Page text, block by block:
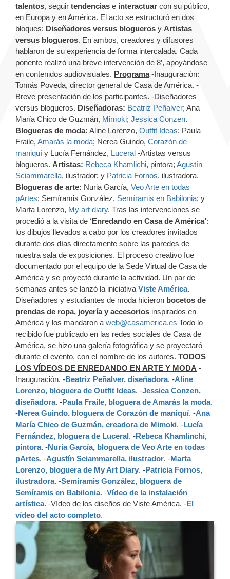
talentos, seguir tendencias e interactuar con su público,
en Europa y en América. El acto se estructuró en dos
bloques: Diseñadores versus blogueros y Artistas
versus blogueros. En ambos, creadores y difusores
hablaron de su experiencia de forma intercalada. Cada
ponente realizó una breve intervención de 8’, apoyándose
en contenidos audiovisuales. Programa-Inauguración:
Tomás Poveda, director general de Casa de América. -
Breve presentación de los participantes. -Diseñadores
versus blogueros. Diseñadoras: Beatriz Peñalver; Ana
María Chico de Guzmán, Mimoki; Jessica Conzen.
Blogueras de moda: Aline Lorenzo, Outfit Ideas; Paula
Fraile, Amarás la moda; Nerea Guindo, Corazón de
maniquí y Lucía Fernández, Luceral -Artistas versus
blogueros. Artistas: Rebeca Khamlichi, pintora; Agustín
Sciammarella, ilustrador; y Patricia Fornos, ilustradora.
Blogueras de arte: Nuria García, Veo Arte en todas
pArtes; Semíramis González, Semíramis en Babilonia; y
Marta Lorenzo, My art diary. Tras las intervenciones se
procedió a la visita de ‘Enredando en Casa de América’:
los dibujos llevados a cabo por los creadores invitados
durante dos días directamente sobre las paredes de
nuestra sala de exposiciones. El proceso creativo fue
documentado por el equipo de la Sede Virtual de Casa de
América y se proyectó durante la actividad. Un par de
semanas antes se lanzó la iniciativa Viste América.
Diseñadores y estudiantes de moda hicieron bocetos de
prendas de ropa, joyería y accesorios inspirados en
América y los mandaron a web@casamerica.es Todo lo
recibido fue publicado en las redes sociales de Casa de
América, se hizo una galería fotográfica y se proyectaró
durante el evento, con el nombre de los autores. TODOS
LOS VÍDEOS DE ENREDANDO EN ARTE Y MODA -
Inauguración. -Beatriz Peñalver, diseñadora. -Aline
Lorenzo, bloguera de Outfit Ideas. -Jessica Conzen,
diseñadora. -Paula Fraile, bloguera de Amarás la moda.
-Nerea Guindo, bloguera de Corazón de maniquí. -Ana
María Chico de Guzmán, creadora de Mimoki. -Lucía
Fernández, bloguera de Luceral. -Rebeca Khamlinchi,
pintora. -Nuria García, bloguera de Veo Arte en todas
pArtes. -Agustín Sciammarella, ilustrador. -Marta
Lorenzo, bloguera de My Art Diary. -Patricia Fornos,
ilustradora. -Semíramis González, bloguera de
Semíramis en Babilonia. -Vídeo de la instalación
artística. -Vídeo de los diseños de Viste América. -El
vídeo del acto completo.